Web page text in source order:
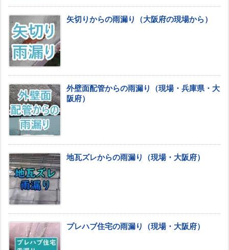
矢切りからの雨漏り（大阪府の現場から）
外壁面配管からの雨漏り（現場・兵庫県・大
阪府）
地瓦ズレからの雨漏り（現場・大阪府）
プレハブ住宅の雨漏り（現場・大阪府）